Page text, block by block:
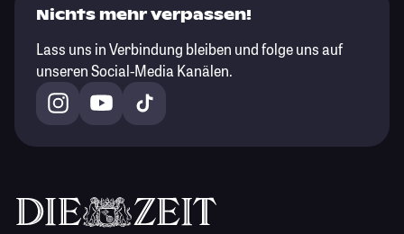
Nichts mehr verpassen!
Lass uns in Verbindung bleiben und folge uns auf
unseren Social-Media Kanälen.